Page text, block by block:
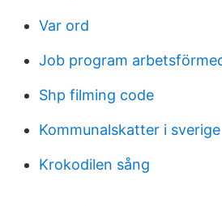
Var ord
Job program
Shp filming code
Kommunalskatter i sverige
Krokodilen sång